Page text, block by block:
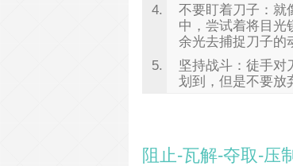
不要盯着刀子：就
中，尝试着将目光
余光去捕捉刀子的
坚持战斗：徒手对
划到，但是不要放
阻止-瓦解-夺取-压制